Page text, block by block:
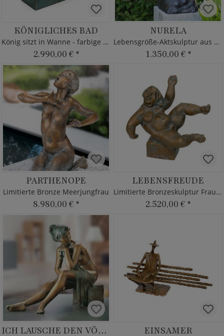
KÖNIGLICHES BAD
König sitzt in Wanne - farbige Bronzeskulptur
2.990,00 € *
NURELA
Lebensgröße-Aktskulptur aus Bronze
1.350,00 € *
PARTHENOPE
Limitierte Bronze Meerjungfrau
8.980,00 € *
LEBENSFREUDE
Limitierte Bronzeskulptur Frau vom Designer
2.520,00 € *
ICH LAUSCHE DEN VÖGELN EINSAMER